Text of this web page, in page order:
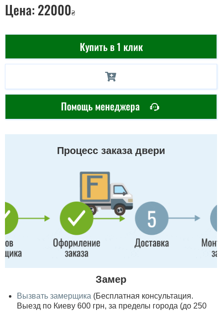
Цена: 22000₴
Купить в 1 клик
Помощь менеджера
Процесс заказа двери
Замер
Вызвать замерщика (Бесплатная консультация.
Выезд по Киеву 600 грн, за пределы города (до 250